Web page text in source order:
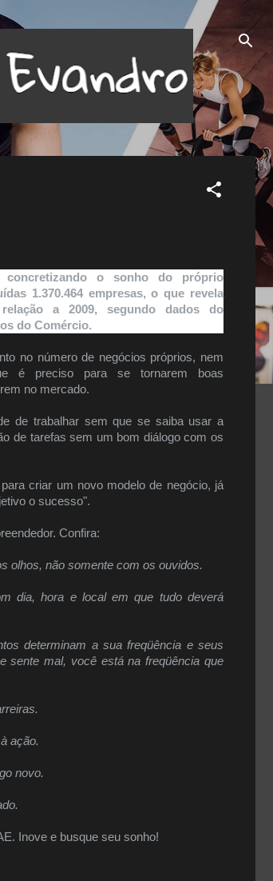
concretizando o sonho do próprio
1.370.464 empresas, o que revela
a 2009, segundo dados do
do Comércio.
no número de negócios próprios, nem
é preciso para se tornarem boas
no mercado.
de trabalhar sem que se saiba usar a
de tarefas sem um bom diálogo com os
criar um novo modelo de negócio, já
o sucesso".
Confira:
olhos, não somente com os ouvidos.
dia, hora e local em que tudo deverá
determinam a sua freqüência e seus
sente mal, você está na freqüência que
ação.
novo.
Inove e busque seu sonho!